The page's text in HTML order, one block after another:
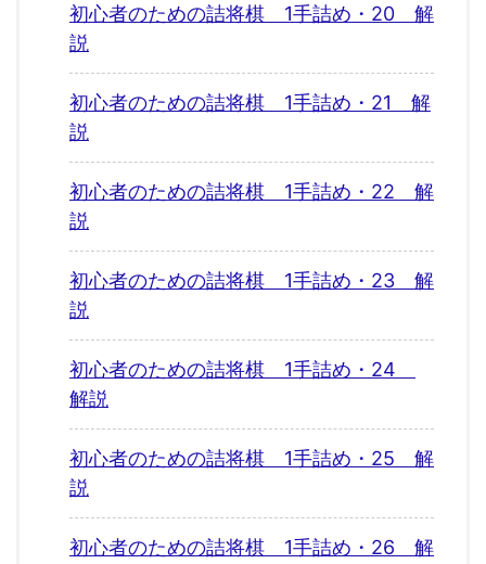
初心者のための詰将棋 1手詰め・20 解
説
初心者のための詰将棋 1手詰め・21 解
説
初心者のための詰将棋 1手詰め・22 解
説
初心者のための詰将棋 1手詰め・23 解
説
初心者のための詰将棋 1手詰め・24
解説
初心者のための詰将棋 1手詰め・25 解
説
初心者のための詰将棋 1手詰め・26 解